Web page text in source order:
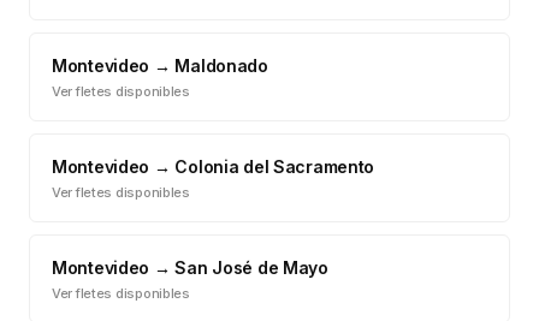
Montevideo → Maldonado
Ver fletes disponibles
Montevideo → Colonia del Sacramento
Ver fletes disponibles
Montevideo →San José de Mayo
Ver fletes disponibles